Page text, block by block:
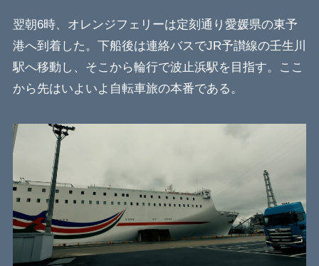
翌朝6時、オレンジフェリーは定刻通り愛媛県の東予
港へ到着した。下船後は連絡バスでJR予讃線の壬生川
駅へ移動し、そこから輪行で波止浜駅を目指す。ここ
から先はいよいよ自転車旅の本番である。